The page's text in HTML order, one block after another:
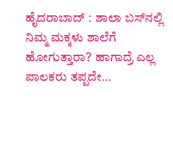
ಹೈದರಾಬಾದ್ : ಶಾಲಾ ಬಸ್‌ನಲ್ಲಿ
ನಿಮ್ಮ ಮಕ್ಕಳು ಶಾಲೆಗೆ
ಹೋಗುತ್ತಾರಾ? ಹಾಗಾದ್ರೆ ಎಲ್ಲ
ಪಾಲಕರು ತಪ್ಪದೇ…